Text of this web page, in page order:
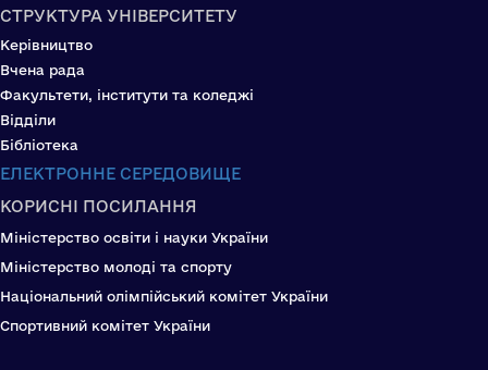
СТРУКТУРА УНІВЕРСИТЕТУ
Керівництво
Вчена рада
Факультети, інститути та коледжі
Відділи
Бібліотека
ЕЛЕКТРОННЕ СЕРЕДОВИЩЕ
КОРИСНІ ПОСИЛАННЯ
Міністерство освіти і науки України
Міністерство молоді та спорту
Національний олімпійський комітет України
Спортивний комітет України